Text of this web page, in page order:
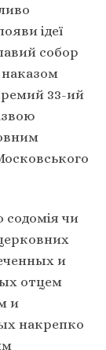
ідеї
собор
наказом
33-ий
содомія чи
и
отцем
и
накрепко